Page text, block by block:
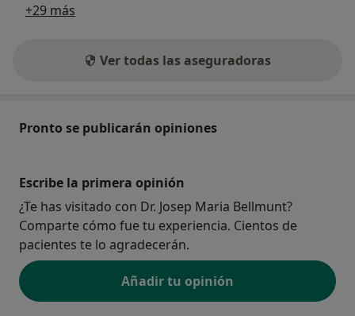
+29 más
Ver todas las aseguradoras
Pronto se publicarán opiniones
Escribe la primera opinión
¿Te has visitado con Dr. Josep Maria Bellmunt?
Comparte cómo fue tu experiencia. Cientos de
pacientes te lo agradecerán.
Añadir tu opinión